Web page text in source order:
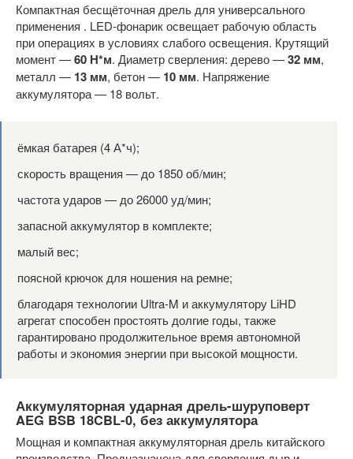
Компактная бесщёточная дрель для универсального
применения . LED-фонарик освещает рабочую область
при операциях в условиях слабого освещения. Крутящий
момент —60 Н*м. Диаметр сверления: дерево —32 мм,
металл — 13 мм, бетон — 10 мм. Напряжение
аккумулятора — 18 вольт.
ёмкая батарея (4 А*ч);
скорость вращения — до 1850 об/мин;
частота ударов — до 26000 уд/мин;
запасной аккумулятор в комплекте;
малый вес;
поясной крючок для ношения на ремне;
благодаря технологии Ultra-M и аккумулятору LiHD
агрегат способен простоять долгие годы, также
гарантировано продолжительное время автономной
работы и экономия энергии при высокой мощности.
Аккумуляторная ударная дрель-шуруповерт
AEG BSB 18CBL-0, без аккумулятора
Мощная и компактная аккумуляторная дрель китайского